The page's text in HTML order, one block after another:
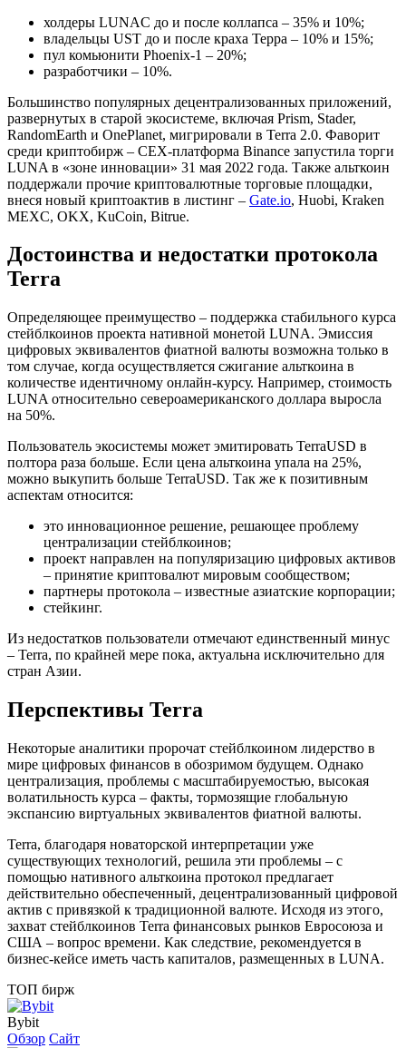
холдеры LUNAC до и после коллапса – 35% и 10%;
владельцы UST до и после краха Терра – 10% и 15%;
пул комьюнити Phoenix-1 – 20%;
разработчики – 10%.
Большинство популярных децентрализованных приложений,
развернутых в старой экосистеме, включая Prism, Stader,
RandomEarth и OnePlanet, мигрировали в Terra 2.0. Фаворит
среди криптобирж – CEX-платформа Binance запустила торги
LUNA в «зоне инновации» 31 мая 2022 года. Также альткоин
поддержали прочие криптовалютные торговые площадки,
внеся новый криптоактив в листинг – Gate.io, Huobi, Kraken
MEXC, OKX, KuCoin, Bitrue.
Достоинства и недостатки протокола
Terra
Определяющее преимущество – поддержка стабильного курса
стейблкоинов проекта нативной монетой LUNA. Эмиссия
цифровых эквивалентов фиатной валюты возможна только в
том случае, когда осуществляется сжигание альткоина в
количестве идентичному онлайн-курсу. Например, стоимость
LUNA относительно североамериканского доллара выросла
на 50%.
Пользователь экосистемы может эмитировать TerraUSD в
полтора раза больше. Если цена альткоина упала на 25%,
можно выкупить больше TerraUSD. Так же к позитивным
аспектам относится:
это инновационное решение, решающее проблему
централизации стейблкоинов;
проект направлен на популяризацию цифровых активов
– принятие криптовалют мировым сообществом;
партнеры протокола – известные азиатские корпорации;
стейкинг.
Из недостатков пользователи отмечают единственный минус
– Terra, по крайней мере пока, актуальна исключительно для
стран Азии.
Перспективы Terra
Некоторые аналитики пророчат стейблкоином лидерство в
мире цифровых финансов в обозримом будущем. Однако
централизация, проблемы с масштабируемостью, высокая
волатильность курса – факты, тормозящие глобальную
экспансию виртуальных эквивалентов фиатной валюты.
Terra, благодаря новаторской интерпретации уже
существующих технологий, решила эти проблемы – с
помощью нативного альткоина протокол предлагает
действительно обеспеченный, децентрализованный цифровой
актив с привязкой к традиционной валюте. Исходя из этого,
захват стейблкоинов Terra финансовых рынков Евросоюза и
США – вопрос времени. Как следствие, рекомендуется в
бизнес-кейсе иметь часть капиталов, размещенных в LUNA.
ТОП бирж
Bybit
Обзор Сайт